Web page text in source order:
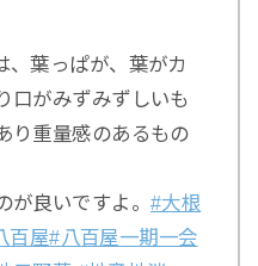
、葉っぱが、葉がカ
口がみずみずしいも
り重量感のあるもの
が良いですよ。 #大根
百屋#八百屋一期一会